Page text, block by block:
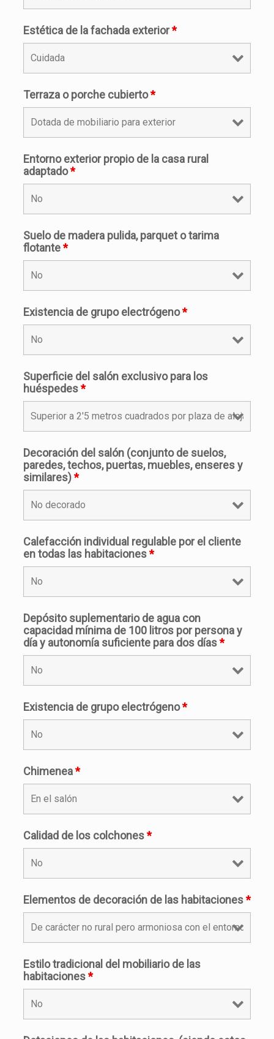
Estética de la fachada exterior*
Terraza o porche cubierto*
Entorno exterior propio de la casa rural
adaptado*
Suelo de madera pulida, parquet o tarima
flotante*
Existencia de grupo electrógeno*
Superficie del salón exclusivo para los
huéspedes*
Decoración del salón (conjunto de suelos,
paredes, techos, puertas, muebles, enseres y
similares)*
Calefacción individual regulable por el cliente
en todas las habitaciones*
Depósito suplementario de agua con
capacidad mínima de 100 litros por persona y
día y autonomía suficiente para dos días*
Existencia de grupo electrógeno*
Chimenea*
Calidad de los colchones*
Elementos de decoración de las habitaciones*
Estilo tradicional del mobiliario de las
habitaciones*